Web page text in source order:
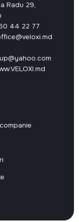
Radu 29,
44 22 77